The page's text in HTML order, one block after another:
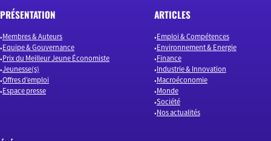
PRÉSENTATION
Membres & Auteurs
Equipe & Gouvernance
Prix du Meilleur Jeune Économiste
Jeunesse(s)
Offres d’emploi
Espace presse
ARTICLES
Emploi & Compétences
Environnement & Energie
Finance
Industrie & Innovation
Macroéconomie
Monde
Société
Nos actualités